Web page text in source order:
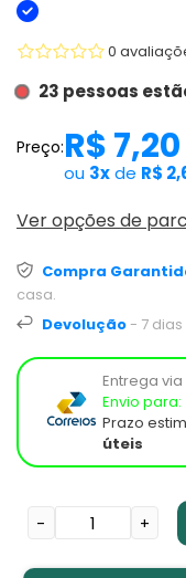
0
23 pessoas
Preço:R$ 7,20
ou 3xde R$
Ver opções de
Compra
casa.
Devolução - 7
Entrega
Envio para:
Prazo
úteis
- +